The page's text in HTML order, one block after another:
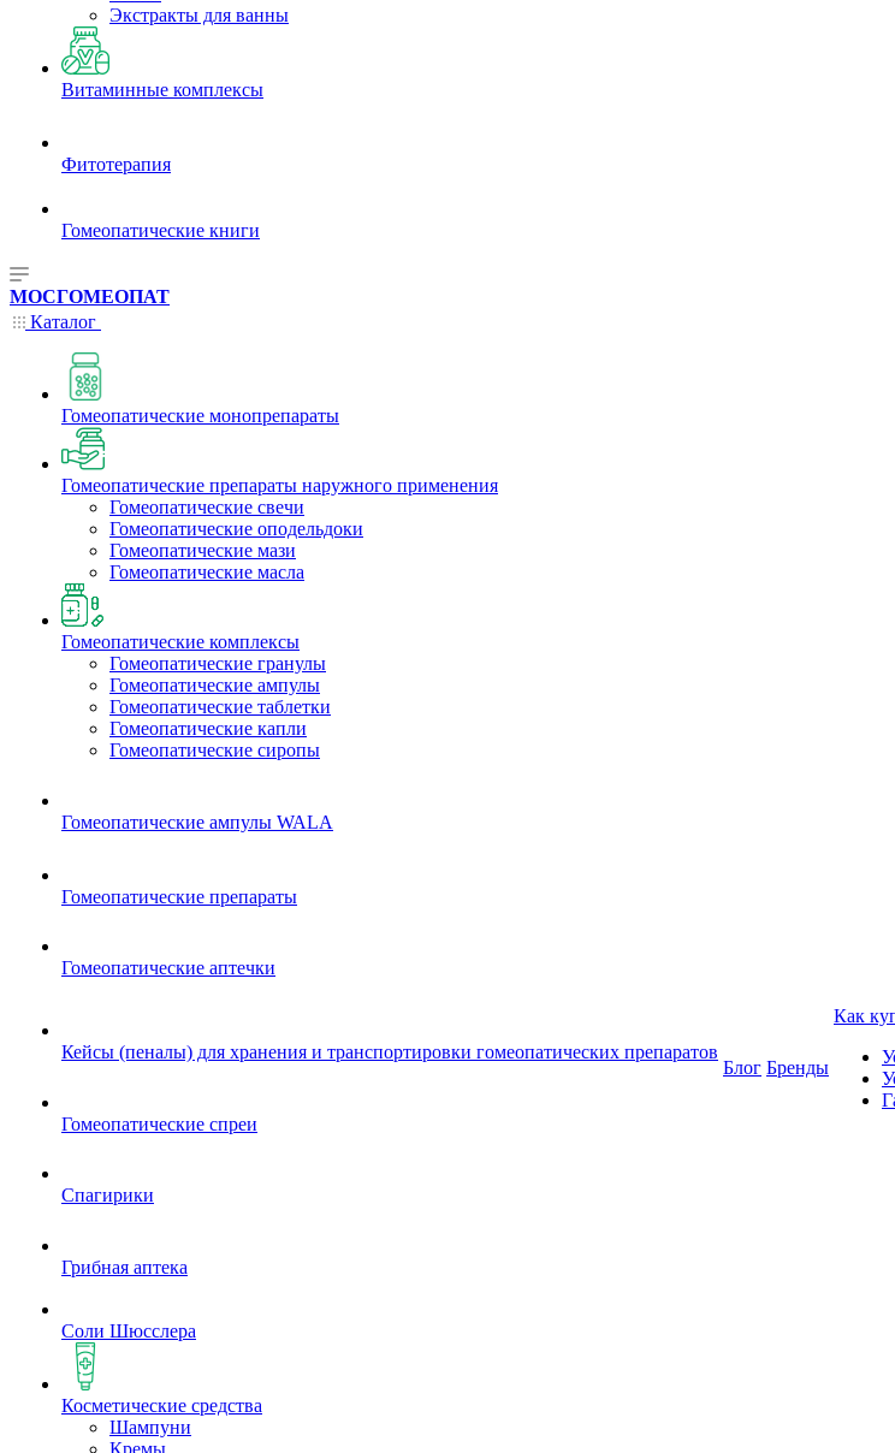
Экстракты для ванны
Витаминные комплексы
Фитотерапия
Гомеопатические книги
МОСГОМЕОПАТ
Каталог
Гомеопатические монопрепараты
Гомеопатические препараты наружного применения
Гомеопатические свечи
Гомеопатические оподельдоки
Гомеопатические мази
Гомеопатические масла
Гомеопатические комплексы
Гомеопатические гранулы
Гомеопатические ампулы
Гомеопатические таблетки
Гомеопатические капли
Гомеопатические сиропы
Гомеопатические ампулы WALA
Гомеопатические препараты
Гомеопатические аптечки
Кейсы (пеналы) для хранения и транспортировки гомеопатических препаратов
Гомеопатические спреи
Спагирики
Грибная аптека
Соли Шюсслера
Косметические средства
Шампуни
Кремы
Блог Бренды
Как